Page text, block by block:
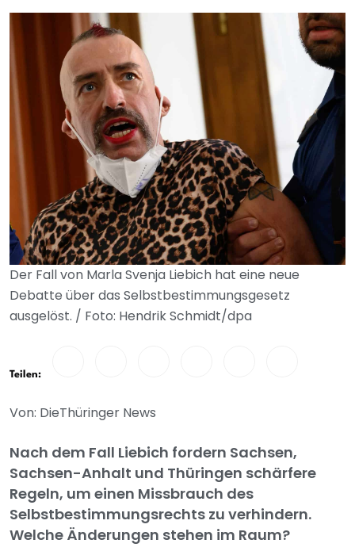
Der Fall von Marla Svenja Liebich hat eine neue
Debatte über das Selbstbestimmungsgesetz
ausgelöst. / Foto: Hendrik Schmidt/dpa
Teilen:
Von: DieThüringer News
Nach dem Fall Liebich fordern Sachsen,
Sachsen-Anhalt und Thüringen schärfere
Regeln, um einen Missbrauch des
Selbstbestimmungsrechts zu verhindern.
Welche Änderungen stehen im Raum?